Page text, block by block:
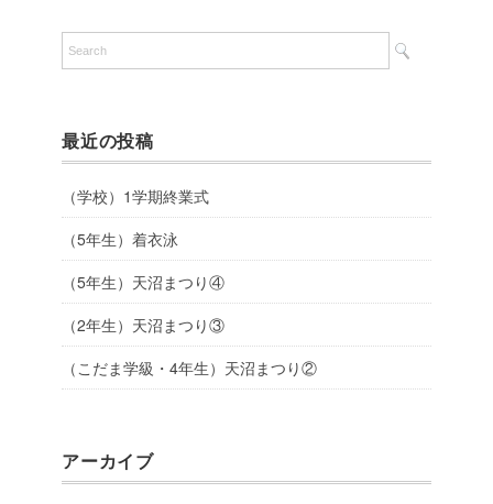
最近の投稿
（学校）1学期終業式
（5年生）着衣泳
（5年生）天沼まつり④
（2年生）天沼まつり③
（こだま学級・4年生）天沼まつり②
アーカイブ